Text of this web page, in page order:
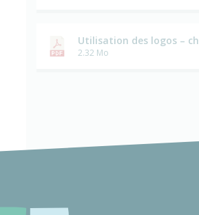
Utilisation des logos –
2.32 Mo